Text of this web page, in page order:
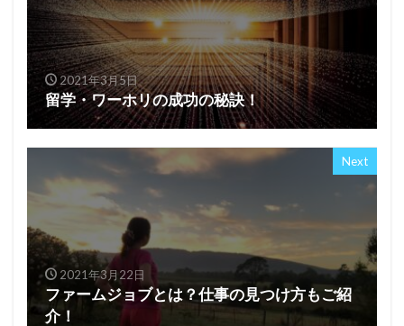
2021年3月5日
留学・ワーホリの成功の秘訣！
Next
2021年3月22日
ファームジョブとは？仕事の見つけ方もご紹
介！